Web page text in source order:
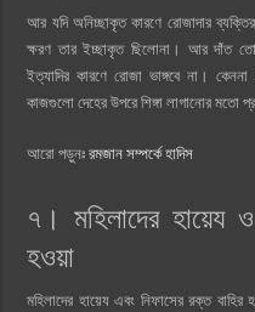
আর যদি অনিচ্ছাকৃত কারণে রোজাদার
ক্ষরণ তার ইচ্ছাকৃত ছিলোনা। আর দাঁত
ইত্যাদির কারণে রোজা ভাঙ্গবে না।
কাজগুলো দেহের উপরে শিঙ্গা লাগানোর মতো
আরো পড়ুনঃরমজান সম্পর্কে হাদিস
৭। মহিলাদের হায়েয
হওয়া
মহিলাদের হায়েয এবং নিফাসের রক্ত